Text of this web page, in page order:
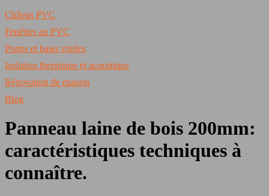
Châssis PVC
Fenêtres en PVC
Portes et baies vitrées
Isolation thermique et acoustique
Rénovation de maison
Blog
Panneau laine de bois 200mm:
caractéristiques techniques à
connaître.